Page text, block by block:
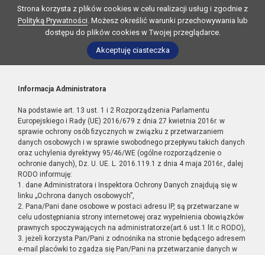
Strona korzysta z plików cookies w celu realizacji usług i zgodnie z
Polityką Prywatności. Możesz określić warunki przechowywania lub
dostępu do plików cookies w Twojej przeglądarce.
Akceptuję ciasteczka
Informacja Administratora
Na podstawie art. 13 ust. 1 i 2 Rozporządzenia Parlamentu
Europejskiego i Rady (UE) 2016/679 z dnia 27 kwietnia 2016r. w
sprawie ochrony osób fizycznych w związku z przetwarzaniem
danych osobowych i w sprawie swobodnego przepływu takich danych
oraz uchylenia dyrektywy 95/46/WE (ogólne rozporządzenie o
ochronie danych), Dz. U. UE. L. 2016.119.1 z dnia 4 maja 2016r., dalej
RODO informuję:
1. dane Administratora i Inspektora Ochrony Danych znajdują się w
linku „Ochrona danych osobowych”,
2. Pana/Pani dane osobowe w postaci adresu IP, są przetwarzane w
celu udostępniania strony internetowej oraz wypełnienia obowiązków
prawnych spoczywających na administratorze(art.6 ust.1 lit.c RODO),
3. jeżeli korzysta Pan/Pani z odnośnika na stronie będącego adresem
e-mail placówki to zgadza się Pan/Pani na przetwarzanie danych w